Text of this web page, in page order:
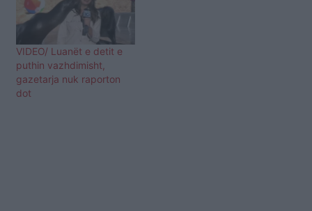
luanë që t’i bëjë njerëzit
të qëndrojnë në shtëpi.
Fotoja u shpërnda kudo.
Siç mund ta shihni në
vijim,…
VIDEO/ Luanët e detit e
puthin vazhdimisht,
gazetarja nuk raporton
dot